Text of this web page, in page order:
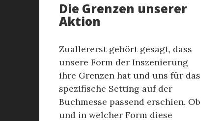
Die Grenzen unserer
Aktion
Zuallererst gehört gesagt, dass
unsere Form der Inszenierung
ihre Grenzen hat und uns für das
spezifische Setting auf der
Buchmesse passend erschien. Ob
und in welcher Form diese